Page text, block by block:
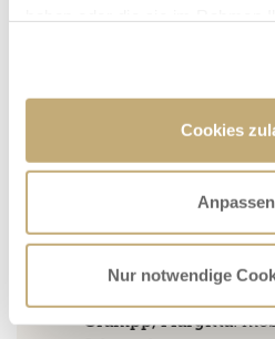
Cookies
Anpassen
Nur notwendige
Feuerwehr Hallstadt
Flieger, Judith:
geschnittene Hasen,
Förderverein Horst
aus Tannenzweigen
Giehl, Katharina:
Grampp, Margitta: